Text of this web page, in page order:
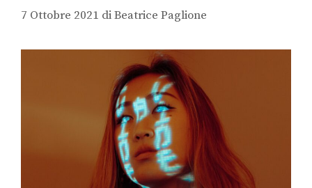
7 Ottobre 2021 diBeatrice Paglione